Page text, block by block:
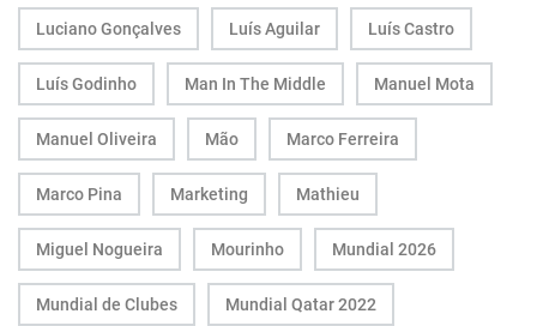
Luciano Gonçalves Luís Aguilar Luís Castro
Luís Godinho Man In The Middle Manuel Mota
Manuel Oliveira Mão Marco Ferreira
Marco Pina Marketing Mathieu
Miguel Nogueira Mourinho Mundial 2026
Mundial de Clubes Mundial Qatar 2022